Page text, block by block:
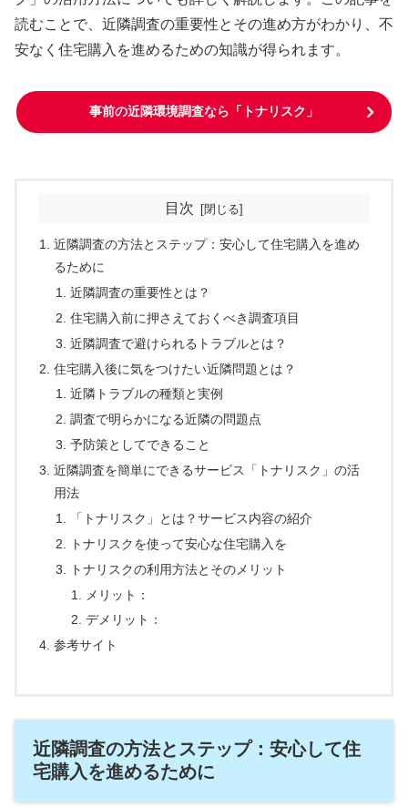
読むことで、近隣調査の重要性とその進め方がわかり、不
安なく住宅購入を進めるための知識が得られます。
事前の近隣環境調査なら「トナリスク」
目次
近隣調査の方法とステップ：安心して住宅購入を進め
るために
近隣調査の重要性とは？
住宅購入前に押さえておくべき調査項目
近隣調査で避けられるトラブルとは？
住宅購入後に気をつけたい近隣問題とは？
近隣トラブルの種類と実例
調査で明らかになる近隣の問題点
予防策としてできること
近隣調査を簡単にできるサービス「トナリスク」の活
用法
「トナリスク」とは？サービス内容の紹介
トナリスクを使って安心な住宅購入を
トナリスクの利用方法とそのメリット
メリット：
デメリット：
参考サイト
近隣調査の方法とステップ：安心して住
宅購入を進めるために